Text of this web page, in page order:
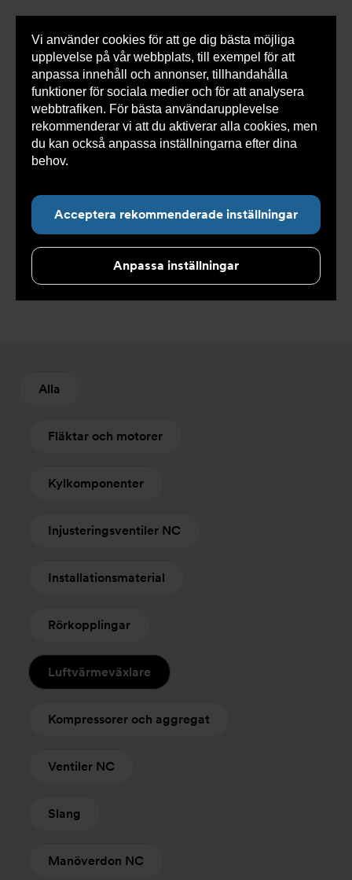
Vi använder cookies för att ge dig bästa möjliga
upplevelse på vår webbplats, till exempel för att
anpassa innehåll och annonser, tillhandahålla
funktioner för sociala medier och för att analysera
webbtrafiken. För bästa användarupplevelse
rekommenderar vi att du aktiverar alla cookies, men
du kan också anpassa inställningarna efter dina
behov.
Acceptera rekommenderade inställningar
Anpassa inställningar
0 varorSnabborder
Du
här:
Armatec > Produkter > Kyla >
Luftvärmeväxlare
Kondensor CAVF med fläkt
Kondensor CAVF med
fläkt
Alla
Fläktar och motorer
Kylkomponenter
Injusteringsventiler NC
Installationsmaterial
Rörkopplingar
Luftvärmeväxlare
Kompressorer och aggregat
Ventiler NC
Slang
Manöverdon NC